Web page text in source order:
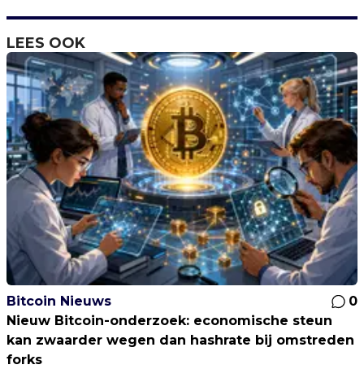
LEES OOK
Bitcoin Nieuws
0
Nieuw Bitcoin-onderzoek: economische steun
kan zwaarder wegen dan hashrate bij omstreden
forks